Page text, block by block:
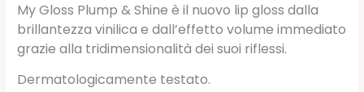
My Gloss Plump & Shine è il nuovo lip gloss dalla
brillantezza vinilica e dall’effetto volume immediato
grazie alla tridimensionalità dei suoi riflessi.
Dermatologicamente testato.